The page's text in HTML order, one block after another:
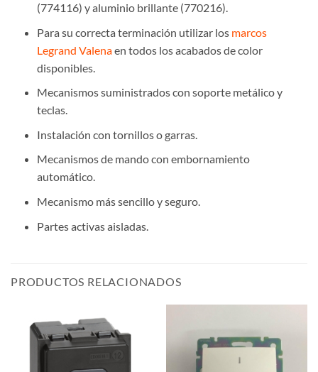
(774116) y aluminio brillante (770216).
Para su correcta terminación utilizar los marcos
Legrand Valenaen todos los acabados de color
disponibles.
Mecanismos suministrados con soporte metálico y
teclas.
Instalación con tornillos o garras.
Mecanismos de mando con embornamiento
automático.
Mecanismo más sencillo y seguro.
Partes activas aisladas.
PRODUCTOS RELACIONADOS